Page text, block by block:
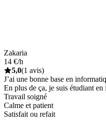
Zakaria
14 €/h
5,0(1 avis)
J’ai une bonne base en
En plus de ça, je suis étudiant
Travail soigné
Calme et patient
Satisfait ou refait